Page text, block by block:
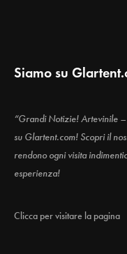
Siamo su
“Grandi Notizie! Artevinile
su Glartent.com! Scopri il
rendono ogni visita
esperienza!
Clicca per visitare la pagina